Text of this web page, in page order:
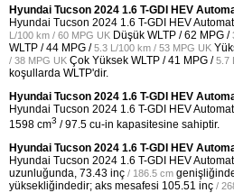
Hyundai Tucson 2024 1.6 T-GDI HEV
Hyundai Tucson 2024 1.6 T-GDI HEV
L/100 km / 60 MPG UK Düşük WLTP /62 MPG /
WLTP /44 MPG /5.3 L/100 km / 53 MPG UK
/ 38 MPG UK Çok Yüksek WLTP /41 MPG /5.7
koşullarda WLTP'dir.
Hyundai Tucson 2024 1.6 T-GDI HEV
Hyundai Tucson 2024 1.6 T-GDI HEV
1598 cm3 / 97.5 cu-in kapasitesine sahiptir.
Hyundai Tucson 2024 1.6 T-GDI HEV
Hyundai Tucson 2024 1.6 T-GDI HEV
uzunluğunda, 73.43 inç / 186.5 cm
yüksekliğindedir; aks mesafesi 105.51 inç /